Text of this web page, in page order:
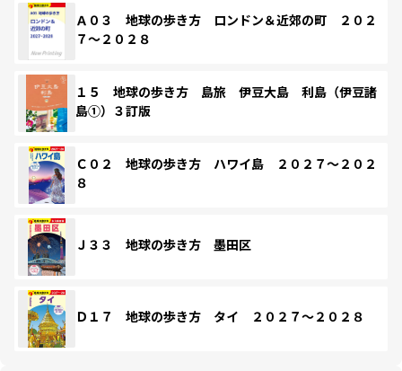
Ａ０３ 地球の歩き方 ロンドン＆近郊の町 ２０２
７～２０２８
１５ 地球の歩き方 島旅 伊豆大島 利島（伊豆諸
島①）３訂版
Ｃ０２ 地球の歩き方 ハワイ島 ２０２７～２０２
８
Ｊ３３ 地球の歩き方 墨田区
Ｄ１７ 地球の歩き方 タイ ２０２７～２０２８